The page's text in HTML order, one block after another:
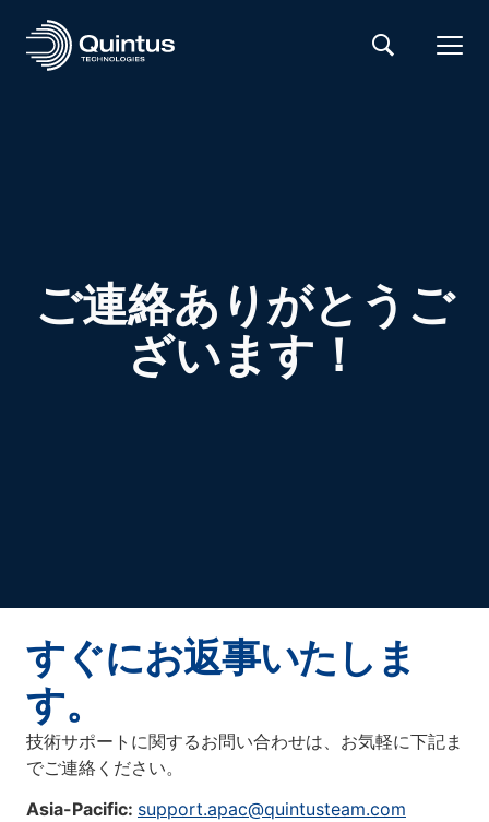
ご連絡ありがとうご
ざいます！
すぐにお返事いたしま
す。
技術サポートに関するお問い合わせは、お気軽に下記ま
でご連絡ください。
Asia-Pacific: support.apac@quintusteam.com